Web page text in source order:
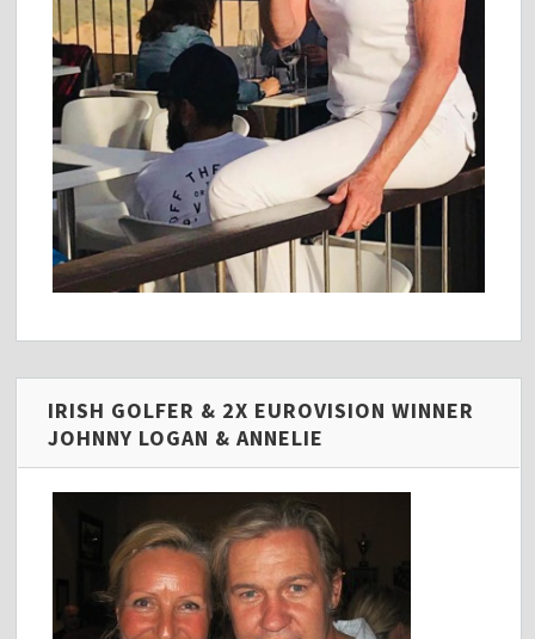
IRISH GOLFER & 2X EUROVISION WINNER
JOHNNY LOGAN & ANNELIE